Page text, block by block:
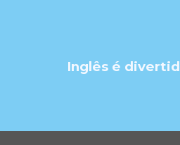
Inglês é divertid